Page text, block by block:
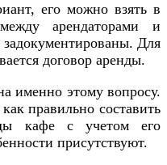
его можно взять в
арендаторами и
Для
договор аренды.
именно этому вопросу.
правильно составить
кафе с учетом его
присутствуют.